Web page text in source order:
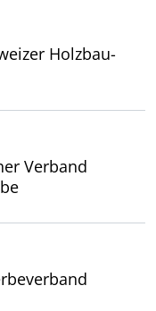
Holzbau-
Verband